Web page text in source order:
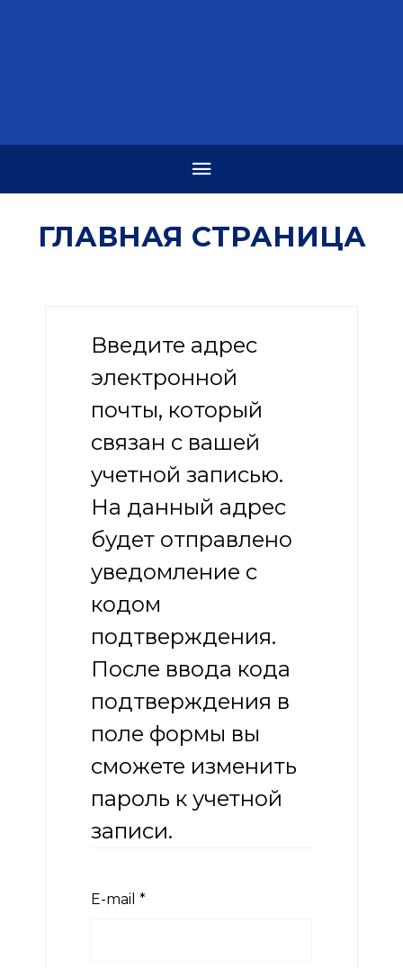
ГЛАВНАЯ СТРАНИЦА
Введите адрес
электронной
почты, который
связан с вашей
учетной записью.
На данный адрес
будет отправлено
уведомление с
кодом
подтверждения.
После ввода кода
подтверждения в
поле формы вы
сможете изменить
пароль к учетной
записи.
E-mail *